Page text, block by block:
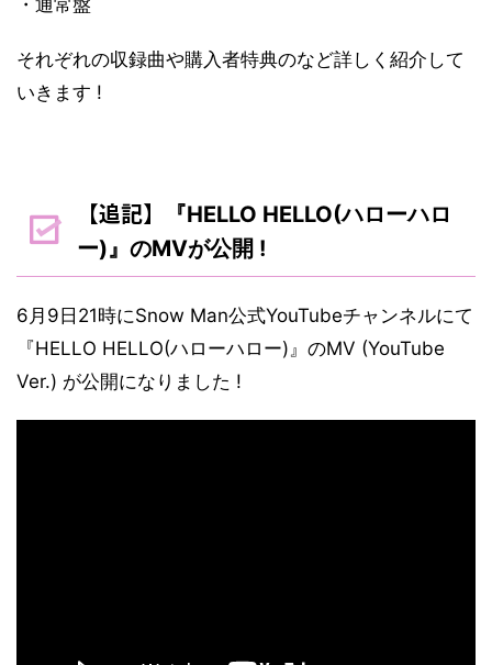
・通常盤
それぞれの収録曲や購入者特典のなど詳しく紹介して
いきます !
【追記】
『HELLO HELLO(ハローハロ
ー)』のMVが公開 !
6月9日21時にSnow Man公式YouTubeチャンネルにて
『HELLO HELLO(ハローハロー)』のMV (YouTube
Ver.) が公開になりました !